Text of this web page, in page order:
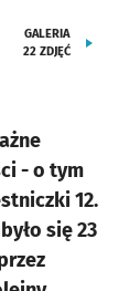
GALERIA
22 ZDJĘĆ
- o tym
12.
się 23